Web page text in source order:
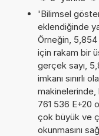
'Bilimsel
eklendiğinde
Örneğin,
için rakam bir
gerçek sayı,
imkanı sınırlı
makinelerinde,
761 536 E+20
çok büyük ve
okunmasını